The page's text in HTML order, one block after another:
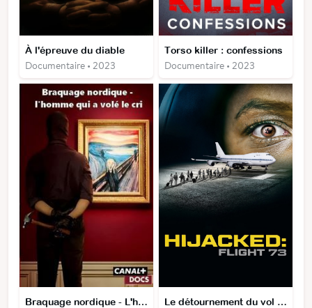
À l'épreuve du diable
Documentaire • 2023
Torso killer : confessions
Documentaire • 2023
Braquage nordique - L'homme qui a volé Le cri Le détournement du vol 73